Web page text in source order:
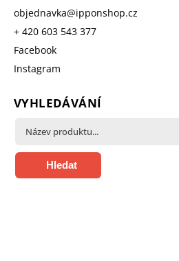
objednavka@ipponshop.cz
+ 420 603 543 377
Facebook
Instagram
VYHLEDÁVÁNÍ
Hledat